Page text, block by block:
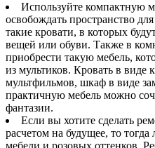
Используйте компактную
освобождать пространство
такие кровати, в которых
вещей или обуви. Также в
приобрести такую мебель,
из мультиков. Кровать в виде
мультфильмов, шкаф в виде
практичную мебель можно
фантазии.
Если вы хотите сделать
расчетом на будущее, то тогда
мебели и розовых оттенков.